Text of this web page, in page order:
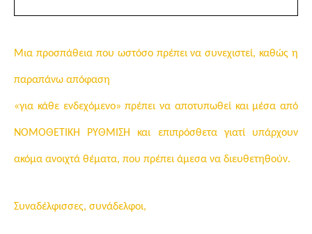
Μια προσπάθεια που ωστόσο πρέπει να συνεχιστεί, καθώς η
παραπάνω απόφαση
«για κάθε ενδεχόμενο» πρέπει να αποτυπωθεί και μέσα από
ΝΟΜΟΘΕΤΙΚΗ ΡΥΘΜΙΣΗ και επιπρόσθετα γιατί υπάρχουν
ακόμα ανοιχτά θέματα, που πρέπει άμεσα να διευθετηθούν.
Συναδέλφισσες, συνάδελφοι,